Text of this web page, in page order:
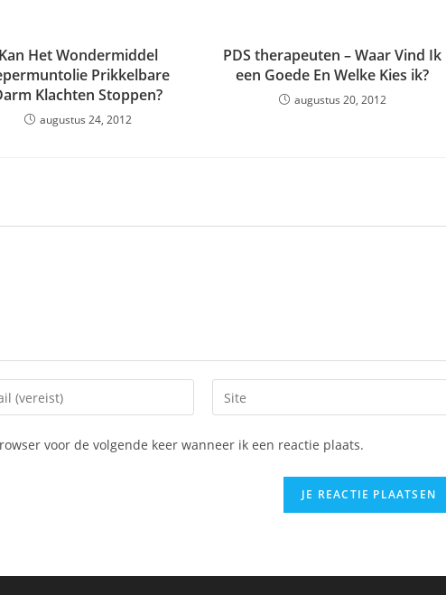
Kan Het Wondermiddel
Prikkelbare
Klachten Stoppen?
augustus 24, 2012
PDS therapeuten – Waar Vind Ik
een Goede En Welke Kies ik?
augustus 20, 2012
Vul
je
voor de volgende keer wanneer ik een reactie plaats.